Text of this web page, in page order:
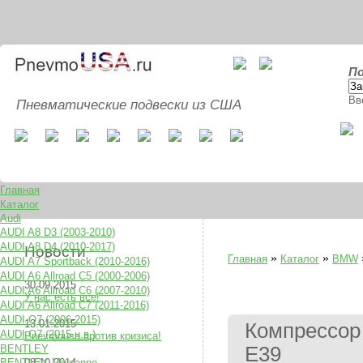
Пневматические подвески из США
Главная
Каталог
Audi
AUDI A8 D3 (2003-2010)
AUDI A8 D4 (2010-2017)
AUDI A7 Sportback (2010-2016)
AUDI A6 Allroad C5 (2000-2006)
AUDI A6 Allroad C6 (2007-2010)
AUDI A6 Allroad C7 (2011-2016)
AUDI Q7 (2006-2015)
AUDI Q7 (2015-н.в.)
BENTLEY
Новости
30.09.2015
У нас есть все!
13.01.2015
Pnevmousa против кризиса!
Главная » Каталог » BMW
E39